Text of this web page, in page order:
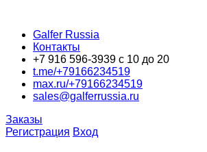
Galfer Russia
Контакты
+7 916 596-3939 с 10 до 20
t.me/+79166234519
max.ru/+79166234519
sales@galferrussia.ru
Заказы
Регистрация Вход